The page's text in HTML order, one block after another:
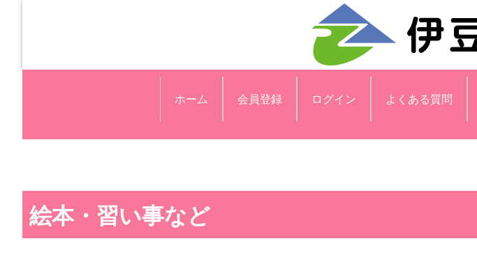
ホーム 会員登録 ログイン よくある質問
絵本・習い事など